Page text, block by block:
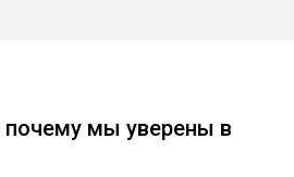
мы уверены в